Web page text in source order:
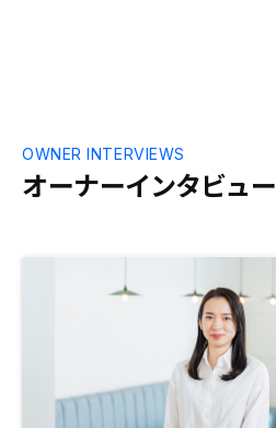
オーナーインタビュー
OWNER INTERVIEWS